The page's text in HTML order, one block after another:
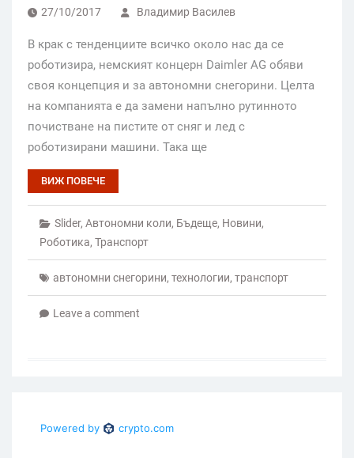
27/10/2017 Владимир Василев
В крак с тенденциите всичко около нас да се
роботизира, немският концерн Daimler AG обяви
своя концепция и за автономни снегорини. Целта
на компанията е да замени напълно рутинното
почистване на пистите от сняг и лед с
роботизирани машини. Така ще
ВИЖ ПОВЕЧЕ
Slider, Автономни коли, Бъдеще, Новини,
Роботика, Транспорт
автономни снегорини, технологии, транспорт
Leave a comment